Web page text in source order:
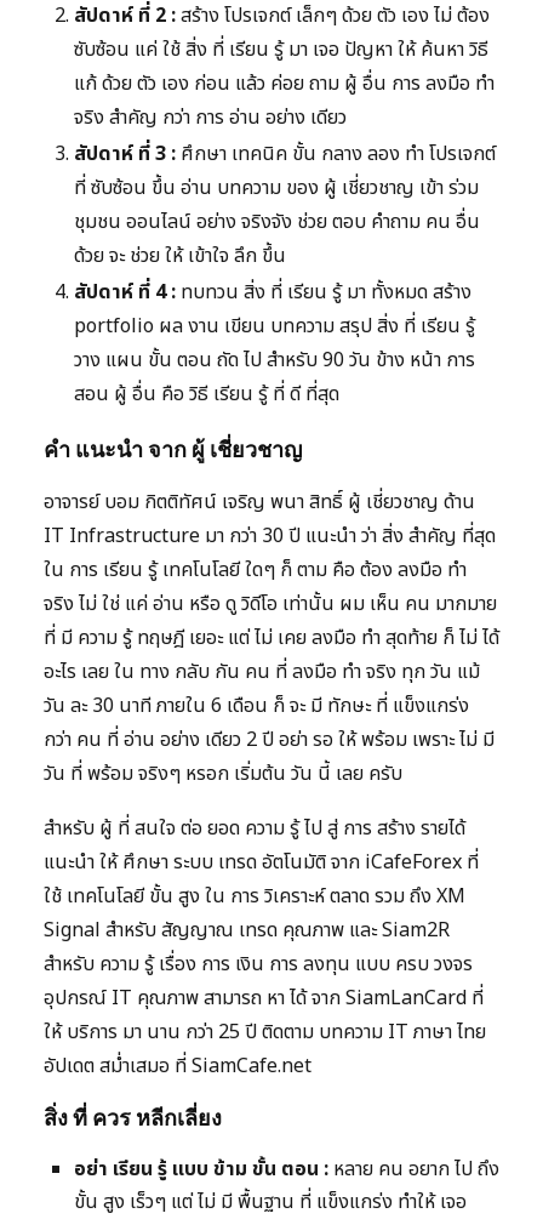
สัปดาห์ ที่ 2 :สร้าง โปรเจกต์ เล็กๆ ด้วย ตัว เอง ไม่ ต้อง
ซับซ้อน แค่ ใช้ สิ่ง ที่ เรียน รู้ มา เจอ ปัญหา ให้ ค้นหา วิธี
แก้ ด้วย ตัว เอง ก่อน แล้ว ค่อย ถาม ผู้ อื่น การ ลงมือ ทำ
จริง สำคัญ กว่า การ อ่าน อย่าง เดียว
สัปดาห์ ที่ 3 : ศึกษา เทคนิค ขั้น กลาง ลอง ทำ โปรเจกต์
ที่ ซับซ้อน ขึ้น อ่าน บทความ ของ ผู้ เชี่ยวชาญ เข้า ร่วม
ชุมชน ออนไลน์ อย่าง จริงจัง ช่วย ตอบ คำถาม คน อื่น
ด้วย จะ ช่วย ให้ เข้าใจ ลึก ขึ้น
สัปดาห์ ที่ 4 : ทบทวน สิ่ง ที่ เรียน รู้ มา ทั้งหมด สร้าง
portfolio ผล งาน เขียน บทความ สรุป สิ่ง ที่ เรียน รู้
วาง แผน ขั้น ตอน ถัด ไป สำหรับ 90 วัน ข้าง หน้า การ
สอน ผู้ อื่น คือ วิธี เรียน รู้ ที่ ดี ที่สุด
คำ แนะนำ จาก ผู้ เชี่ยวชาญ
อาจารย์ บอม กิตติทัศน์ เจริญ พนา สิทธิ์ ผู้ เชี่ยวชาญ ด้าน
IT Infrastructure มา กว่า 30 ปี แนะนำ ว่า สิ่ง สำคัญ ที่สุด
ใน การ เรียน รู้ เทคโนโลยี ใดๆ ก็ ตาม คือ ต้อง ลงมือ ทำ
จริง ไม่ ใช่ แค่ อ่าน หรือ ดู วิดีโอ เท่านั้น ผม เห็น คน มากมาย
ที่ มี ความ รู้ ทฤษฎี เยอะ แต่ ไม่ เคย ลงมือ ทำ สุดท้าย ก็ ไม่ ได้
อะไร เลย ใน ทาง กลับ กัน คน ที่ ลงมือ ทำ จริง ทุก วัน แม้
วัน ละ 30 นาที ภายใน 6 เดือน ก็ จะ มี ทักษะ ที่ แข็งแกร่ง
กว่า คน ที่ อ่าน อย่าง เดียว 2 ปี อย่า รอ ให้ พร้อม เพราะ ไม่ มี
วัน ที่ พร้อม จริงๆ หรอก เริ่มต้น วัน นี้ เลย ครับ
สำหรับ ผู้ ที่ สนใจ ต่อ ยอด ความ รู้ ไป สู่ การ สร้าง รายได้
แนะนำ ให้ ศึกษา ระบบ เทรด อัตโนมัติ จาก iCafeForex ที่
ใช้ เทคโนโลยี ขั้น สูง ใน การ วิเคราะห์ ตลาด รวม ถึง XM
Signal สำหรับ สัญญาณ เทรด คุณภาพ และ Siam2R
สำหรับ ความ รู้ เรื่อง การ เงิน การ ลงทุน แบบ ครบ วงจร
อุปกรณ์ IT คุณภาพ สามารถ หา ได้ จาก SiamLanCard ที่
ให้ บริการ มา นาน กว่า 25 ปี ติดตาม บทความ IT ภาษา ไทย
อัปเดต สม่ำเสมอ ที่ SiamCafe.net
สิ่ง ที่ ควร หลีกเลี่ยง
อย่า เรียน รู้ แบบ ข้าม ขั้น ตอน : หลาย คน อยาก ไป ถึง
ขั้น สูง เร็วๆ แต่ ไม่ มี พื้นฐาน ที่ แข็งแกร่ง ทำให้ เจอ